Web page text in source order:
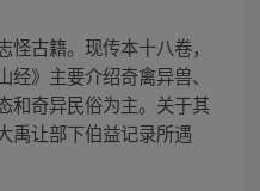
怪古籍。现传本十八卷，
》主要介绍奇禽异兽、
和奇异民俗为主。关于其
禹让部下伯益记录所遇